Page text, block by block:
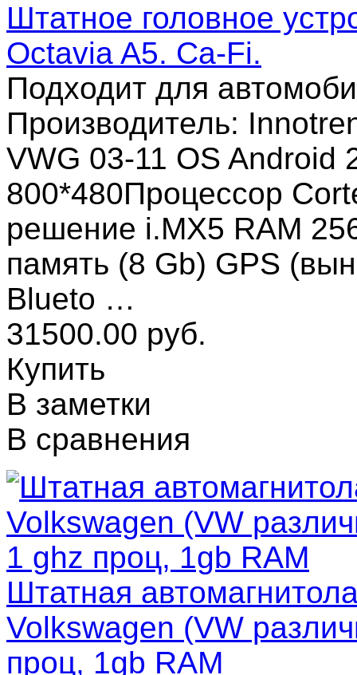
Штатное головное
Octavia A5. Ca-Fi.
Подходит для
Производитель:
VWG 03-11 OS
800*480Процессор
решение i.MX5 RAM
память (8 Gb) GPS
Blueto …
31500.00 руб.
Купить
В заметки
В сравнения
Штатная
Volkswagen (VW
проц, 1gb RAM